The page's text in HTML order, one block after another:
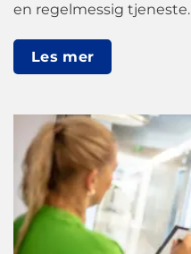
en regelmessig tjeneste.
Les mer